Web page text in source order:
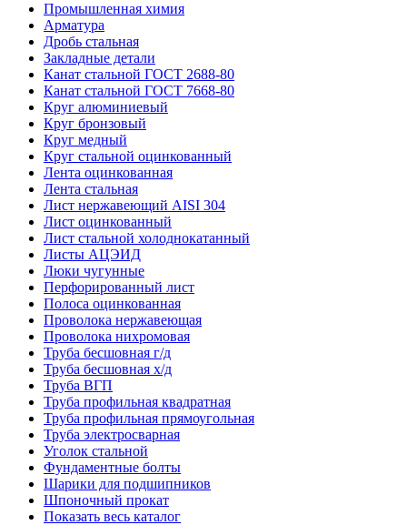
Промышленная химия
Арматура
Дробь стальная
Закладные детали
Канат стальной ГОСТ 2688-80
Канат стальной ГОСТ 7668-80
Круг алюминиевый
Круг бронзовый
Круг медный
Круг стальной оцинкованный
Лента оцинкованная
Лента стальная
Лист нержавеющий AISI 304
Лист оцинкованный
Лист стальной холоднокатанный
Листы АЦЭИД
Люки чугунные
Перфорированный лист
Полоса оцинкованная
Проволока нержавеющая
Проволока нихромовая
Труба бесшовная г/д
Труба бесшовная х/д
Труба ВГП
Труба профильная квадратная
Труба профильная прямоугольная
Труба электросварная
Уголок стальной
Фундаментные болты
Шарики для подшипников
Шпоночный прокат
Показать весь каталог